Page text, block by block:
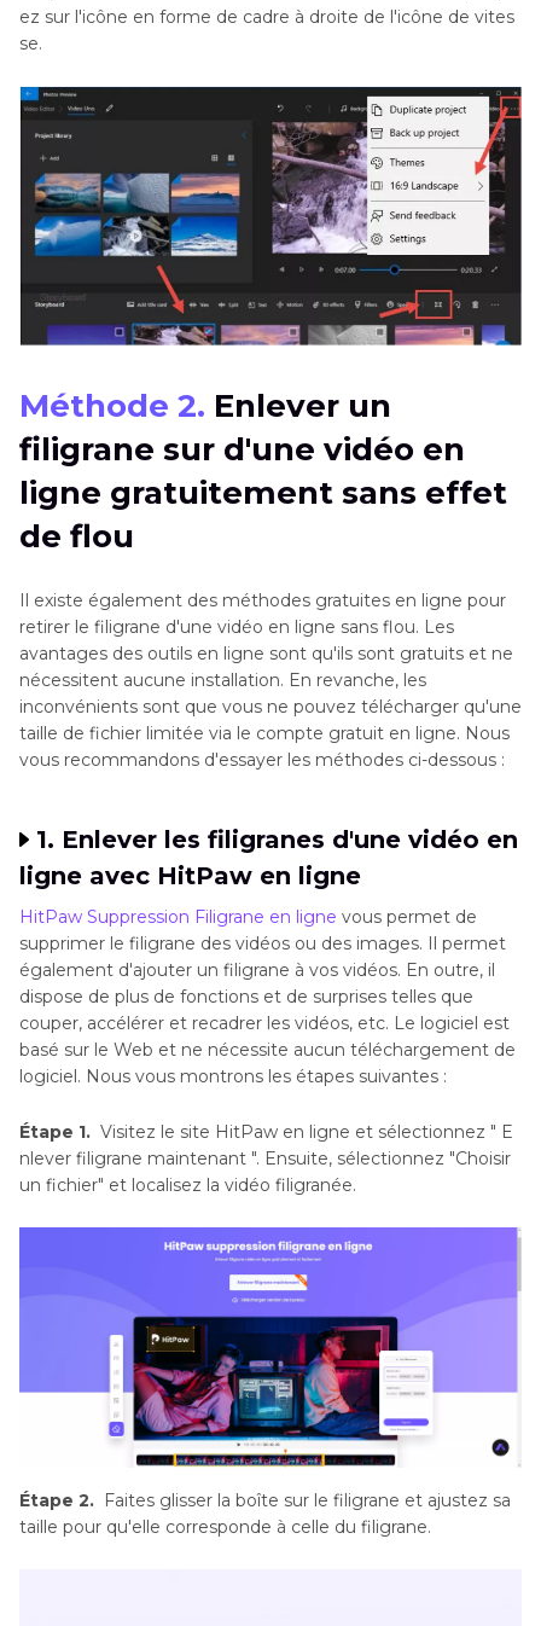
ez sur l'icône en forme de cadre à droite de l'icône de vites
se.
Méthode 2. Enlever un
filigrane sur d'une vidéo en
ligne gratuitement sans effet
de flou
Il existe également des méthodes gratuites en ligne pour
retirer le filigrane d'une vidéo en ligne sans flou. Les
avantages des outils en ligne sont qu'ils sont gratuits et ne
nécessitent aucune installation. En revanche, les
inconvénients sont que vous ne pouvez télécharger qu'une
taille de fichier limitée via le compte gratuit en ligne. Nous
vous recommandons d'essayer les méthodes ci-dessous :
1. Enlever les filigranes d'une vidéo en
ligne avec HitPaw en ligne
HitPaw Suppression Filigrane en ligne vous permet de
supprimer le filigrane des vidéos ou des images. Il permet
également d'ajouter un filigrane à vos vidéos. En outre, il
dispose de plus de fonctions et de surprises telles que
couper, accélérer et recadrer les vidéos, etc. Le logiciel est
basé sur le Web et ne nécessite aucun téléchargement de
logiciel. Nous vous montrons les étapes suivantes :
Étape 1. Visitez le site HitPaw en ligne et sélectionnez " E
nlever filigrane maintenant ". Ensuite, sélectionnez "Choisir
un fichier" et localisez la vidéo filigranée.
Étape 2. Faites glisser la boîte sur le filigrane et ajustez sa
taille pour qu'elle corresponde à celle du filigrane.